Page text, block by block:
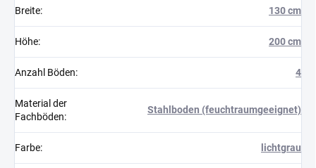
Breite: 130 cm
Höhe: 200 cm
Anzahl Böden: 4
Material der
Fachböden:
Stahlboden (feuchtraumgeeignet)
Farbe: lichtgrau